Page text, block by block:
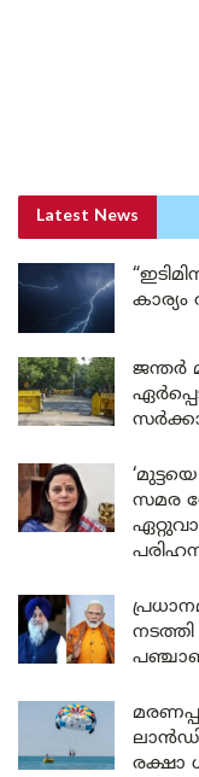
Latest News
ജന്തർ
സമര
രക്ഷാ